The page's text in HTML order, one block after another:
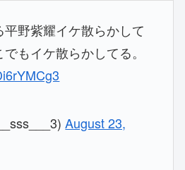
野紫耀イケ散らかして
もイケ散らかしてる。
August 23,